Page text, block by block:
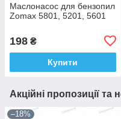
Маслонасос для бензопил
Zomax 5801, 5201, 5601
198 ₴
Купити
Акційні пропозиції та
–18%